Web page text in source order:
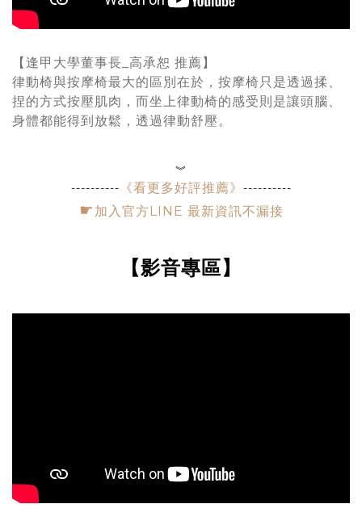
【逢甲大學董事長_高承恕 推薦】
律動椅與按摩椅最大的區別在於，按摩椅只是透過揉、
捏的方式按壓肌肉，而坐上律動椅的感受則是讓頭腦、
身體都能得到放鬆， 透過律動舒壓。
︾
---------- 《看更多好評推薦》 ----------
☛加入官方LINE 最新資訊不漏接
【影音專區】